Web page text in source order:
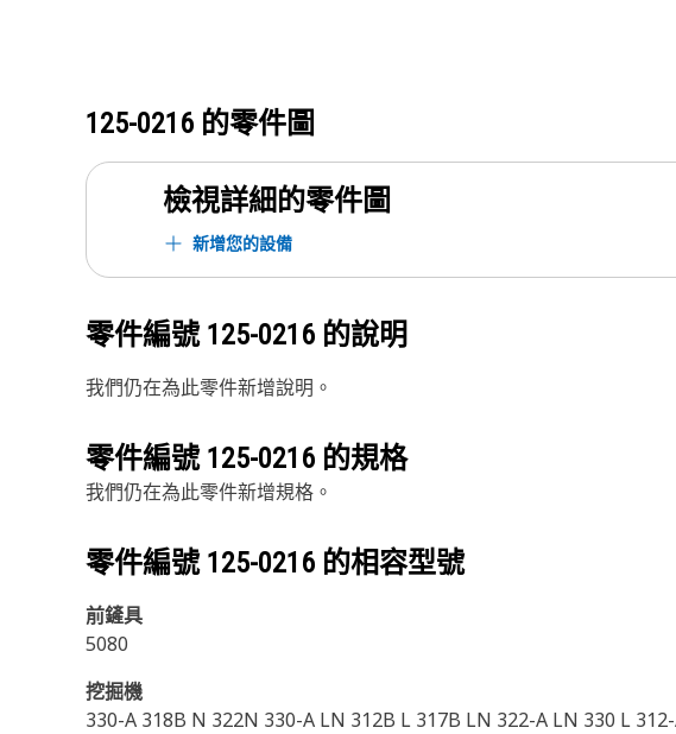
125-0216 的零件圖
檢視詳細的零件圖
新增您的設備
零件編號 125-0216 的說明
我們仍在為此零件新增說明。
零件編號 125-0216 的規格
我們仍在為此零件新增規格。
零件編號 125-0216 的相容型號
前鏟具
5080
挖掘機
330-A 318B N 322N 330-A LN 312B L 317B LN 322-A LN 330 L